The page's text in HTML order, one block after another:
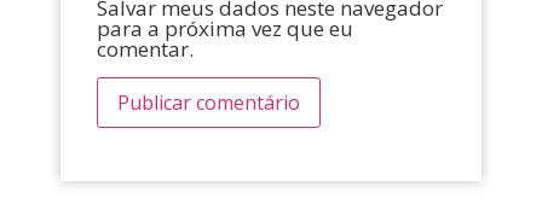
Salvar meus dados neste navegador
para a próxima vez que eu
comentar.